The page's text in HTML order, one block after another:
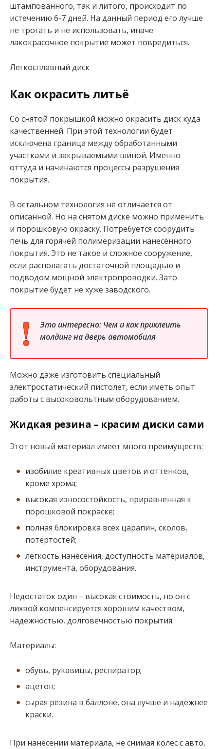
штампованного, так и литого, происходит по
истечению 6-7 дней. На данный период его лучше
не трогать и не использовать, иначе
лакокрасочное покрытие может повредиться.
Легкосплавный диск
Как окрасить литьё
Со снятой покрышкой можно окрасить диск куда
качественней. При этой технологии будет
исключена граница между обработанными
участками и закрываемыми шиной. Именно
оттуда и начинаются процессы разрушения
покрытия.
В остальном технология не отличается от
описанной. Но на снятом диске можно применить
и порошковую окраску. Потребуется соорудить
печь для горячей полимеризации нанесённого
покрытия. Это не такое и сложное сооружение,
если располагать достаточной площадью и
подводом мощной электропроводки. Зато
покрытие будет не хуже заводского.
Это интересно: Чем и как приклеить
молдинг на дверь автомобиля
Можно даже изготовить специальный
электростатический пистолет, если иметь опыт
работы с высоковольтным оборудованием.
Жидкая резина – красим диски сами
Этот новый материал имеет много преимуществ:
изобилие креативных цветов и оттенков,
кроме хрома;
высокая износостойкость, приравненная к
порошковой покраске;
полная блокировка всех царапин, сколов,
потертостей;
легкость нанесения, доступность материалов,
инструмента, оборудования.
Недостаток один – высокая стоимость, но он с
лихвой компенсируется хорошим качеством,
надежностью, долговечностью покрытия.
Материалы:
обувь, рукавицы, респиратор;
ацетон;
сырая резина в баллоне, она лучше и надежнее
краски.
При нанесении материала, не снимая колес с авто,